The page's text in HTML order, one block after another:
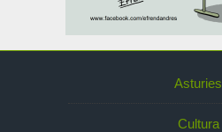
Asturies
Cultura